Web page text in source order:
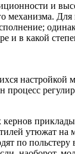
и
механизма.
и в какой
настройкой
процесс
утюжат на
по польстеру